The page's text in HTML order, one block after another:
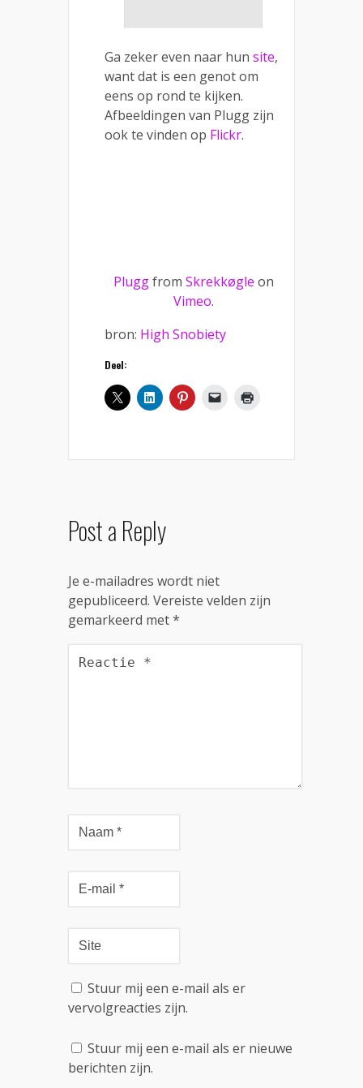
Ga zeker even naar hun site,
want dat is een genot om
eens op rond te kijken.
Afbeeldingen van Plugg zijn
ook te vinden op Flickr.
Pluggfrom Skrekkøgle on
Vimeo.
bron: High Snobiety
Deel:
Post a Reply
Je e-mailadres wordt niet
gepubliceerd. Vereiste velden zijn
gemarkeerd met*
Stuur mij een e-mail als er
vervolgreacties zijn.
Stuur mij een e-mail als er nieuwe
berichten zijn.